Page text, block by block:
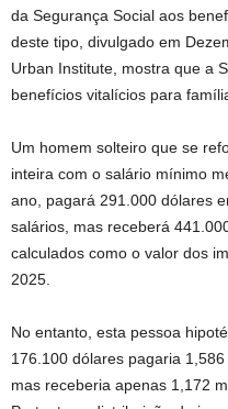
da Segurança Social aos
deste tipo, divulgado em
Urban Institute, mostra que a
benefícios vitalícios para
Um homem solteiro que se
inteira com o salário mínimo
ano, pagará 291.000 dólares
salários, mas receberá
calculados como o valor dos
2025.
No entanto, esta pessoa
176.100 dólares pagaria
mas receberia apenas 1,172